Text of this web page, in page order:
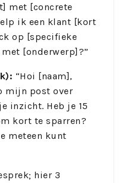
met [concrete
ik een klant [kort
op [specifieke
[onderwerp]?”
“Hoi [naam],
mijn post over
inzicht. Heb je 15
kort te sparren?
meteen kunt
hier 3